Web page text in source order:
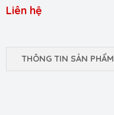
Liên hệ
THÔNG TIN SẢN PHẨM